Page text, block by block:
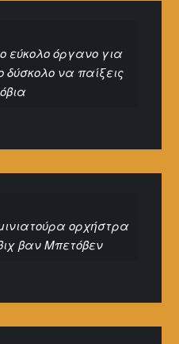
εύκολο όργανο για
δύσκολο να παίξεις
ορχήστρα
βαν Μπετόβεν